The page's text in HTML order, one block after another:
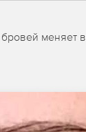
меняет